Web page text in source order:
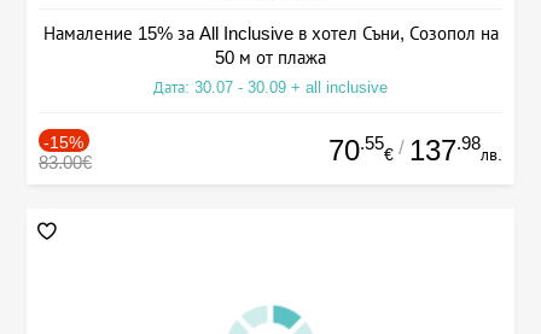
Намаление 15% за All Inclusive в хотел Съни, Созопол на
50 м от плажа
Дата: 30.07 - 30.09 + all inclusive
-15%
83.00€ 70.55
€ / 137.98
лв.